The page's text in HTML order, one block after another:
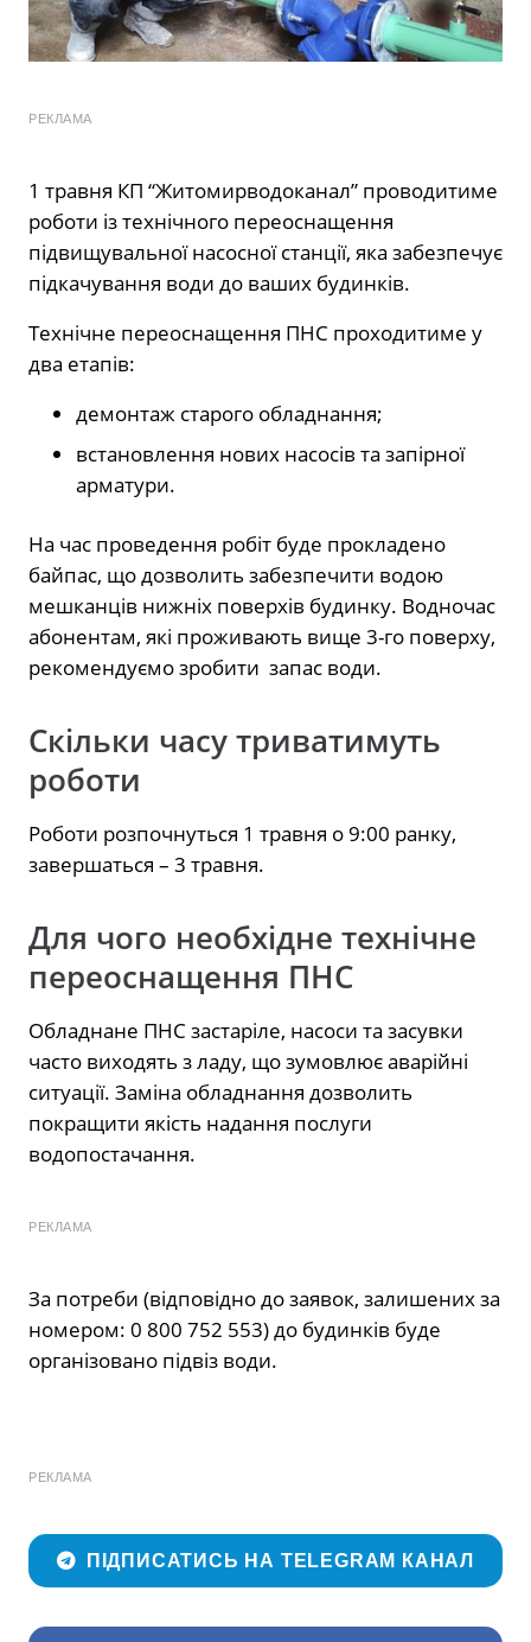
РЕКЛАМА
1 травня КП “Житомирводоканал” проводитиме
роботи із технічного переоснащення
підвищувальної насосної станції, яка забезпечує
підкачування води до ваших будинків.
Технічне переоснащення ПНС проходитиме у
два етапів:
демонтаж старого обладнання;
встановлення нових насосів та запірної
арматури.
На час проведення робіт буде прокладено
байпас, що дозволить забезпечити водою
мешканців нижніх поверхів будинку. Водночас
абонентам, які проживають вище 3-го поверху,
рекомендуємо зробити запас води.
Скільки часу триватимуть
роботи
Роботи розпочнуться 1 травня о 9:00 ранку,
завершаться – 3 травня.
Для чого необхідне технічне
переоснащення ПНС
Обладнане ПНС застаріле, насоси та засувки
часто виходять з ладу, що зумовлює аварійні
ситуації. Заміна обладнання дозволить
покращити якість надання послуги
водопостачання.
РЕКЛАМА
За потреби (відповідно до заявок, залишених за
номером: 0 800 752 553) до будинків буде
організовано підвіз води.
РЕКЛАМА
ПІДПИСАТИСЬ НА TELEGRAM КАНАЛ